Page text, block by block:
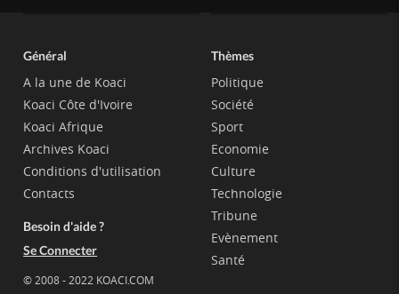
Général
A la une de Koaci
Koaci Côte d'Ivoire
Koaci Afrique
Archives Koaci
Conditions d'utilisation
Contacts
Besoin d'aide ?
Se Connecter
© 2008 - 2022 KOACI.COM
Thèmes
Politique
Société
Sport
Economie
Culture
Technologie
Tribune
Evènement
Santé